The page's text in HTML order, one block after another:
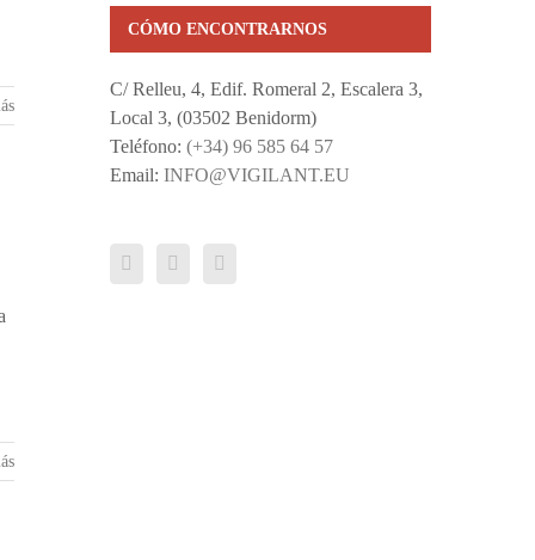
CÓMO ENCONTRARNOS
C/ Relleu, 4, Edif. Romeral 2, Escalera 3,
Local 3, (03502 Benidorm)
Teléfono: (+34) 96 585 64 57
Email: INFO@VIGILANT.EU